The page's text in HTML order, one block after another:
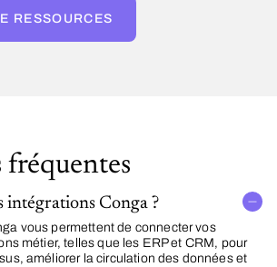
RESSOURCES
fréquentes
intégrations Conga ?
vous permettent de connecter vos
métier, telles que les ERP et CRM, pour
améliorer la circulation des données et